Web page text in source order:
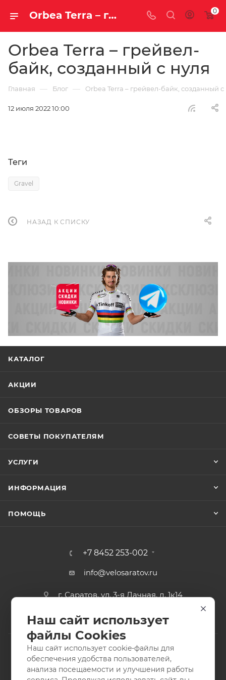
Orbea Terra – грейвел-байк, созданный с нуля | Блог 0
Orbea Terra – грейвел-
байк, созданный с нуля
Главная — Блог — Orbea Terra – грейвел-байк, созданный с
12 июля 2022 10:00
Теги
Gravel
НАЗАД К СПИСКУ
КАТАЛОГ
АКЦИИ
ОБЗОРЫ ТОВАРОВ
СОВЕТЫ ПОКУПАТЕЛЯМ
УСЛУГИ
ИНФОРМАЦИЯ
ПОМОЩЬ
+7 8452 253-002
info@velosaratov.ru
г. Саратов, ул. 3-я Дачная, д. 1к14
2011-2026 © интернет-магазин спортивных товаров
Наш сайт использует
файлы Cookies
Наш сайт использует cookie-файлы для
обеспечения удобства пользователей,
анализа посещаемости и улучшения работы